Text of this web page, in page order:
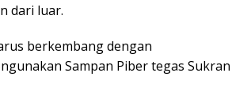
dari luar.
berkembang dengan
Sampan Piber tegas Sukran